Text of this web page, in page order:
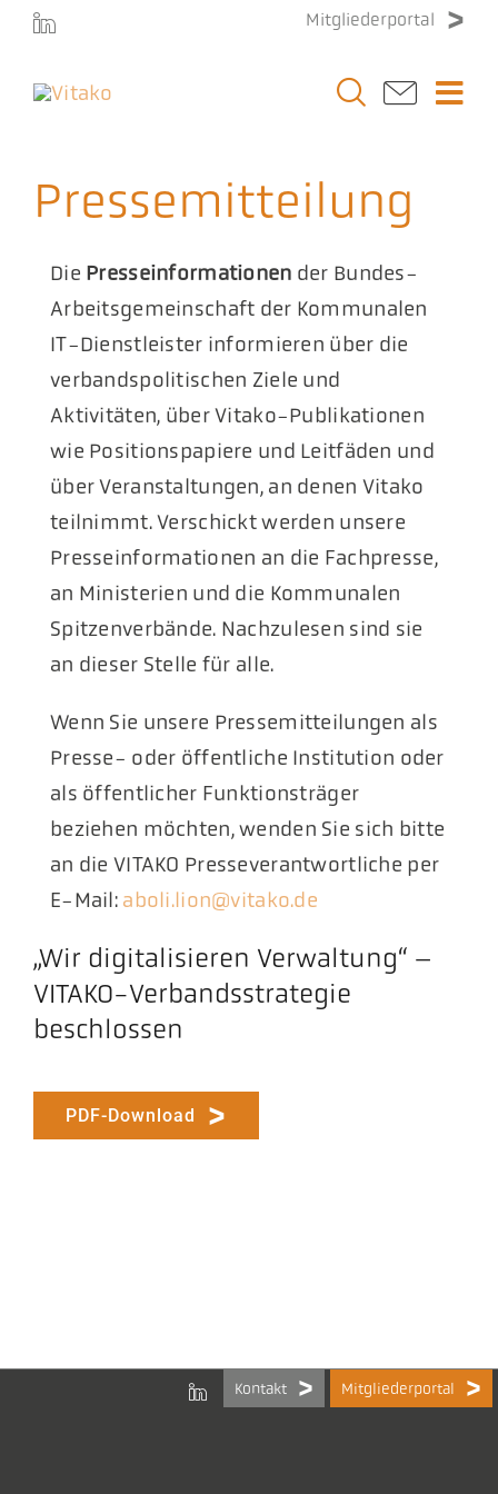
Zum
springen
Mitgliederportal
Stellenmarkt
Veranstaltungen
Presse
Aktuelles
Podcast
Pressemitteilung
Die Presseinformationen der Bundes-
Arbeitsgemeinschaft der Kommunalen
IT-Dienstleister informieren über die
verbandspolitischen Ziele und
Aktivitäten, über Vitako-Publikationen
wie Positionspapiere und Leitfäden und
über Veranstaltungen, an denen Vitako
teilnimmt. Verschickt werden unsere
Presseinformationen an die Fachpresse,
an Ministerien und die Kommunalen
Spitzenverbände. Nachzulesen sind sie
an dieser Stelle für alle.
​Wenn Sie unsere Pressemitteilungen als
Presse- oder öffentliche Institution oder
als öffentlicher Funktionsträger
beziehen möchten, wenden Sie sich bitte
an die VITAKO Presseverantwortliche per
E-Mail: aboli.lion@vitako.de
„Wir digitalisieren Verwaltung“ –
VITAKO-Verbandsstrategie
beschlossen
PDF-Download
Kontakt Mitgliederportal